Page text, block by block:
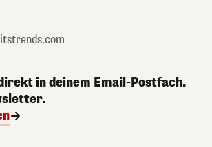
in deinem Email-Postfach.